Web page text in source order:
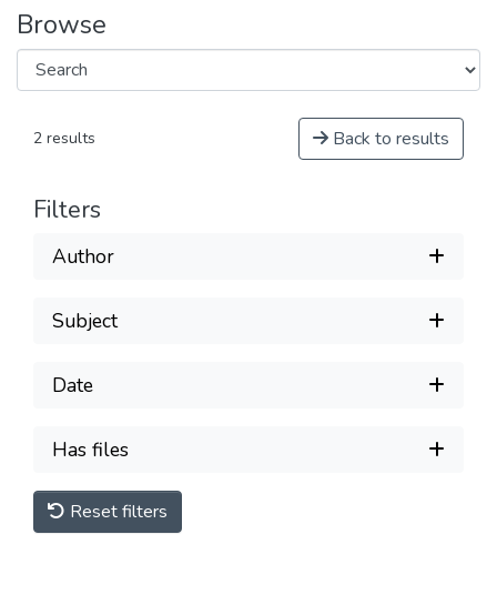
Browse
2 results Back to results
Filters
Author
Subject
Date
Has files
Reset filters